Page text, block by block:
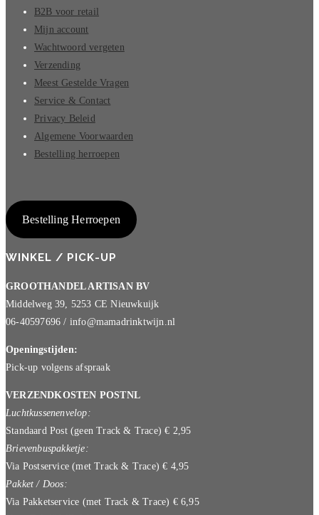
B2B voor retail
Mijn account
Wachtwoord vergeten
Verzending
Meest Gestelde Vragen
Service & Contact
Privacy Beleid
Algemene Voorwaarden
Bestelling herroepen
Bestelling Herroepen
WINKEL / PICK-UP
GROOTHANDEL ARTISAN BV
Middelweg 39, 5253 CE Nieuwkuijk
06-40597696 / info@mamadrinktwijn.nl
Openingstijden:
Pick-up volgens afspraak
VERZENDKOSTEN POSTNL
Luchtkussenenvelop:
Standaard Post (geen Track & Trace) € 2,95
Brievenbuspakketje:
Via Postservice (met Track & Trace) € 4,95
Pakket / Doos:
Via Pakketservice (met Track & Trace) € 6,95